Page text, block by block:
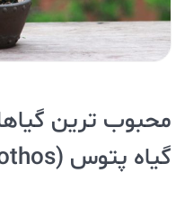
گیاه پتوس (Pothos)